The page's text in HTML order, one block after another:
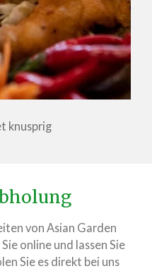
knusprig
von Asian Garden
online und lassen Sie
Sie es direkt bei uns